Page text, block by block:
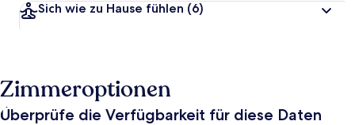
Sich wie zu Hause fühlen (6)
Zimmeroptionen
Überprüfe die Verfügbarkeit für diese Daten